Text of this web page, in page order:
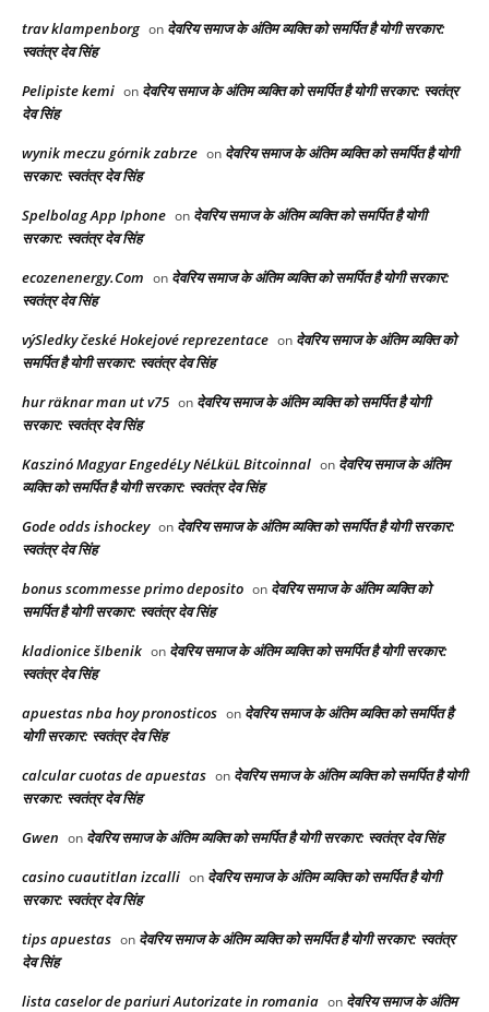
trav klampenborg on देवरिय समाज के अंतिम व्यक्ति को समर्पित है योगी सरकार:
स्वतंत्र देव सिंह
Pelipiste kemi on देवरिय समाज के अंतिम व्यक्ति को समर्पित है योगी सरकार: स्वतंत्र
देव सिंह
wynik meczu górnik zabrze on देवरिय समाज के अंतिम व्यक्ति को समर्पित है योगी
सरकार: स्वतंत्र देव सिंह
Spelbolag App Iphone on देवरिय समाज के अंतिम व्यक्ति को समर्पित है योगी
सरकार: स्वतंत्र देव सिंह
ecozenenergy.Com on देवरिय समाज के अंतिम व्यक्ति को समर्पित है योगी सरकार:
स्वतंत्र देव सिंह
výSledky české Hokejové reprezentace on देवरिय समाज के अंतिम व्यक्ति को
समर्पित है योगी सरकार: स्वतंत्र देव सिंह
hur räknar man ut v75 on देवरिय समाज के अंतिम व्यक्ति को समर्पित है योगी
सरकार: स्वतंत्र देव सिंह
Kaszinó Magyar EngedéLy NéLküL Bitcoinnal on देवरिय समाज के अंतिम
व्यक्ति को समर्पित है योगी सरकार: स्वतंत्र देव सिंह
Gode odds ishockey on देवरिय समाज के अंतिम व्यक्ति को समर्पित है योगी सरकार:
स्वतंत्र देव सिंह
bonus scommesse primo deposito on देवरिय समाज के अंतिम व्यक्ति को
समर्पित है योगी सरकार: स्वतंत्र देव सिंह
kladionice šIbenik on देवरिय समाज के अंतिम व्यक्ति को समर्पित है योगी सरकार:
स्वतंत्र देव सिंह
apuestas nba hoy pronosticos on देवरिय समाज के अंतिम व्यक्ति को समर्पित है
योगी सरकार: स्वतंत्र देव सिंह
calcular cuotas de apuestas on देवरिय समाज के अंतिम व्यक्ति को समर्पित है योगी
सरकार: स्वतंत्र देव सिंह
Gwen on देवरिय समाज के अंतिम व्यक्ति को समर्पित है योगी सरकार: स्वतंत्र देव सिंह
casino cuautitlan izcalli on देवरिय समाज के अंतिम व्यक्ति को समर्पित है योगी
सरकार: स्वतंत्र देव सिंह
tips apuestas on देवरिय समाज के अंतिम व्यक्ति को समर्पित है योगी सरकार: स्वतंत्र
देव सिंह
lista caselor de pariuri Autorizate in romania on देवरिय समाज के अंतिम